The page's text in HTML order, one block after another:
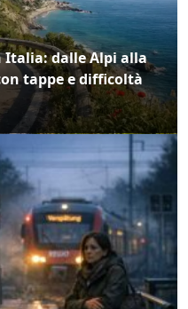
dalle Alpi alla
tappe e difficoltà